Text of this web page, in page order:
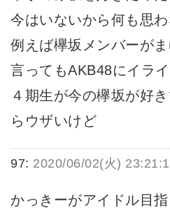
今はいないから何も思
例えば欅坂メンバーが
言ってもAKB48にイラ
４期生が今の欅坂が好
らウザいけど
97: 2020/06/02(火)
かっきーがアイドル目